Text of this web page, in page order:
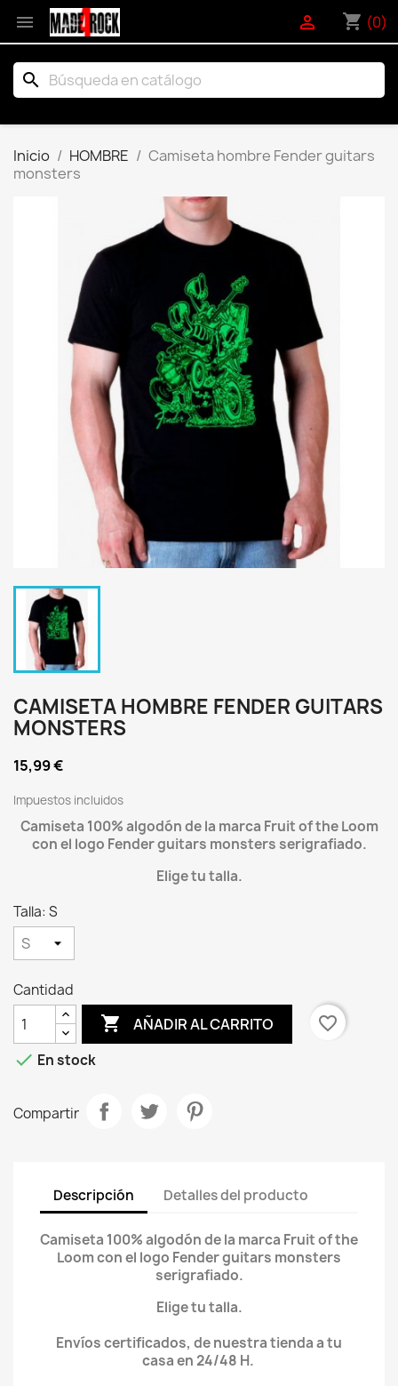
 shopping_cart (0)

search
Inicio HOMBRE
Camiseta hombre Fender guitars
monsters
CAMISETA HOMBRE FENDER GUITARS
MONSTERS
15,99 €
Impuestos incluidos
Camiseta 100% algodón de la marca Fruit of the Loom
con el logo Fender guitars monsters serigrafiado.
Elige tu talla.
Talla: S
Cantidad
 AÑADIR AL CARRITO
favorite_border
 En stock
Compartir
Descripción Detalles del producto
Camiseta 100% algodón de la marca Fruit of the
Loom con el logo Fender guitars monsters
serigrafiado.
Elige tu talla.
Envíos certificados, de nuestra tienda a tu
casa en 24/48 H.